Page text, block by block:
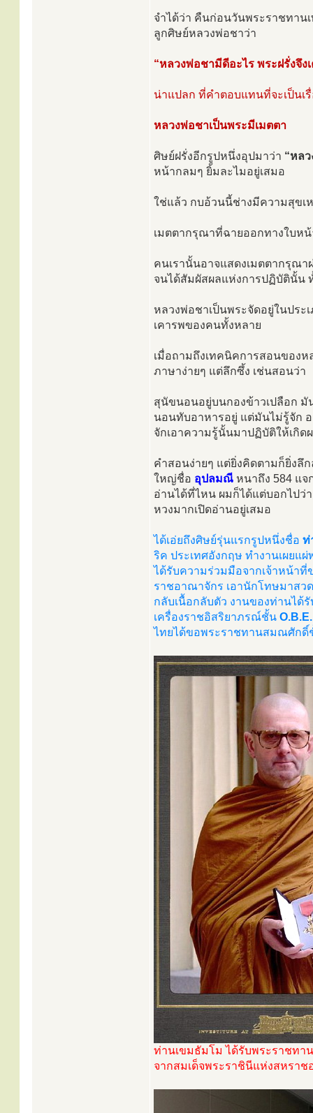
จำได้ว่า คืนก่อนวันพระราชทาน
ลูกศิษย์หลวงพ่อชาว่า
“หลวงพ่อชามีดีอะไร พระฝรั่งจึง
น่าแปลก ที่คำตอบแทนที่จะเป็นเ
หลวงพ่อชาเป็นพระมีเมตตา
ศิษย์ฝรั่งอีกรูปหนึ่งอุปมาว่า “หล
หน้ากลมๆ ยิ้มละไมอยู่เสมอ
ใช่แล้ว กบอ้วนนี้ช่างมีความสุขเ
เมตตากรุณาที่ฉายออกทางใบห
คนเรานั้นอาจแสดงเมตตากรุณา
จนได้สัมผัสผลแห่งการปฏิบัตินั้น
หลวงพ่อชาเป็นพระจัดอยู่ในประ
เคารพของคนทั้งหลาย
เมื่อถามถึงเทคนิคการสอนของ
ภาษาง่ายๆ แต่ลึกซึ้ง เช่นสอนว่า
สุนัขนอนอยู่บนกองข้าวเปลือก มั
นอนทับอาหารอยู่ แต่มันไม่รู้จัก
จักเอาความรู้นั้นมาปฏิบัติให้เกิ
คำสอนง่ายๆ แต่ยิ่งคิดตามก็ยิ่งลึ
ใหญ่ชื่อ อุปลมณี หนาถึง 584 แ
อ่านได้ที่ไหน ผมก็ได้แต่บอกไปว่
หวงมากเปิดอ่านอยู่เสมอ
ได้เอ่ยถึงศิษย์รุ่นแรกรูปหนึ่งชื่อ ท่
ริค ประเทศอังกฤษ ทำงานเผยแ
ได้รับความร่วมมือจากเจ้าหน้าที่
ราชอาณาจักร เอานักโทษมาส
กลับเนื้อกลับตัว งานของท่านได้
เครื่องราชอิสริยาภรณ์ชั้น O.B.E.
ไทยได้ขอพระราชทานสมณศัก
ท่านเขมธัมโม ได้รับพระราชทา
จากสมเด็จพระราชินีแห่งสหรา